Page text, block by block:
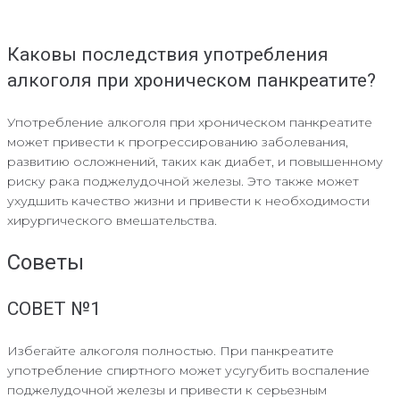
Каковы последствия употребления
алкоголя при хроническом панкреатите?
Употребление алкоголя при хроническом панкреатите
может привести к прогрессированию заболевания,
развитию осложнений, таких как диабет, и повышенному
риску рака поджелудочной железы. Это также может
ухудшить качество жизни и привести к необходимости
хирургического вмешательства.
Советы
СОВЕТ №1
Избегайте алкоголя полностью. При панкреатите
употребление спиртного может усугубить воспаление
поджелудочной железы и привести к серьезным